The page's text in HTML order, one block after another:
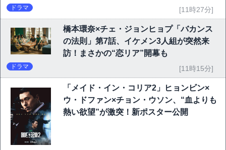
ドラマ [11時27分]
橋本環奈×チェ・ジョンヒョプ「バカンス
の法則」第7話、イケメン3人組が突然来
訪！まさかの“恋リア”開幕も
ドラマ [11時15分]
「メイド・イン・コリア2」ヒョンビン×
ウ・ドファン×チョン・ウソン、“血よりも
熱い欲望”が激突！新ポスター公開